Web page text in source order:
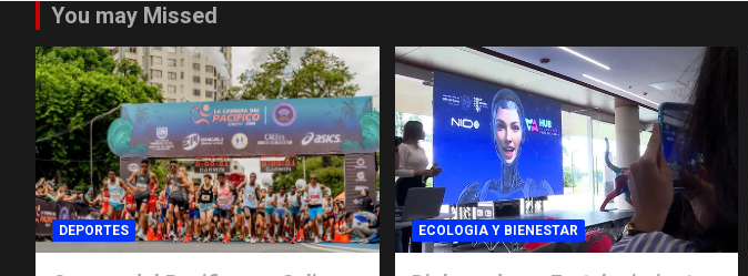
You may Missed
DEPORTES ECOLOGIA Y BIENESTAR